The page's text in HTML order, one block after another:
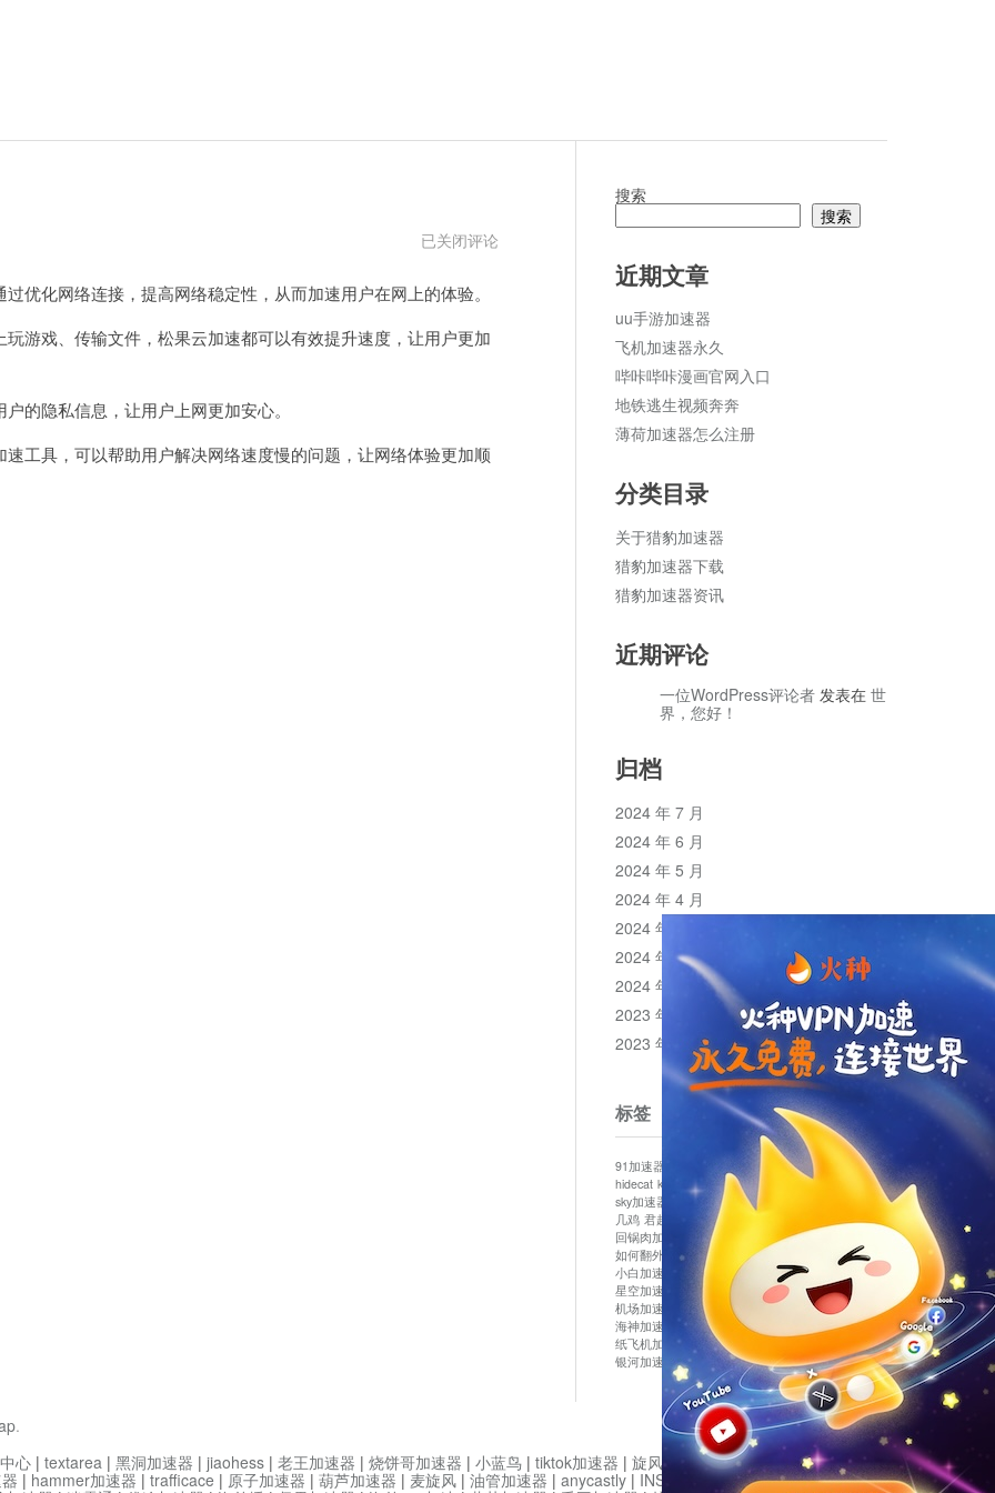
松
IP
用
就
已关闭评论
化网络连接，提高网络稳定性，从而加速用户在网上的体验。
戏、传输文件，松果云加速都可以有效提升速度，让用户更加
隐私信息，让用户上网更加安心。
具，可以帮助用户解决网络速度慢的问题，让网络体验更加顺
搜索
搜索
近期文章
uu手游加速器
飞机加速器永久
哔咔哔咔漫画官网入口
地铁逃生视频奔奔
薄荷加速器怎么注册
分类目录
关于猎豹加速器
猎豹加速器下载
猎豹加速器资讯
近期评论
一位WordPress评论者 发表在 世
界，您好！
归档
2024 年 7 月
2024 年 6 月
2024 年 5 月
2024 年 4 月
2024 年 3 月
2024 年 2 月
2024 年 1 月
2023 年 12 月
2023 年 11 月
标签
91加速器 bluelayer加速器
clash节点
hidecat kuai500 panda加速器
plex加速器
sky加速器
telegram加速器 中信加速器
云梯加速器
几鸡 君越加速器 哔咔漫画加速器
唐师傅加速器
回锅肉加速器
坚果加速器 壹点加速器
如何翻外墙网站 小哈vp加速器
小火箭加速器
小白加速器
布谷vp加速器 心阶云 快连
星空加速器
最新版clash安卓下载
月光加速器
机场加速器
松果云 极快加速器
梯子加速器
海神加速器
猴王加速器 神灯vp加速器
纸飞机加速器
蓝泡加速器 西游加速器
起飞加速器
银河加速器 鱼跃加速器 鹰眼加速器 黑洞加速版
.
心 | textarea | 黑洞加速器 | jiaohess | 老王加速器 | 烧饼哥加速器 | 小蓝鸟 | tiktok加速器 | 旋风加速度器|旋风加速 |
| hammer加速器 | trafficace | 原子加速器 | 葫芦加速器 | 麦旋风 | 油管加速器 | anycastly | INS加速器|INS加速器免费版